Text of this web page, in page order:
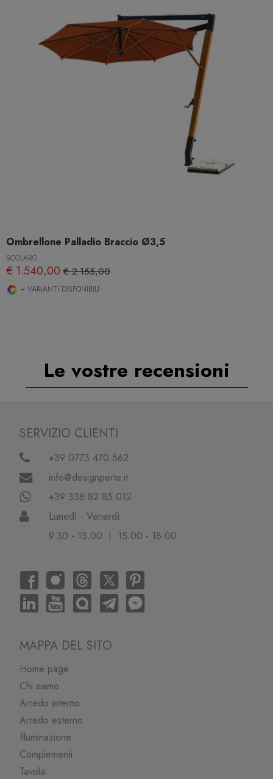
Ombrellone Palladio Braccio Ø3,5
SCOLARO
€ 1.540,00 € 2.155,00
+ VARIANTI DISPONIBILI
Le vostre recensioni
SERVIZIO CLIENTI
+39 0773.470.562
info@designperte.it
+39 338.82.85.012
Lunedì - Venerdì
9.30 - 13.00 | 15.00 - 18.00
MAPPA DEL SITO
Home page
Chi siamo
Arredo interno
Arredo esterno
Illuminazione
Complementi
Tavola